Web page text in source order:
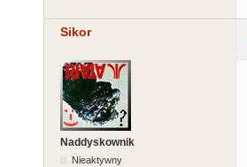
Sikor
Naddyskownik
Nieaktywny